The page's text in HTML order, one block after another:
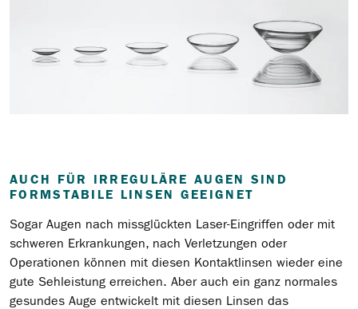
AUCH FÜR IRREGULÄRE AUGEN SIND
FORMSTABILE LINSEN GEEIGNET
Sogar Augen nach missglückten Laser-Eingriffen oder mit
schweren Erkrankungen, nach Verletzungen oder
Operationen können mit diesen Kontaktlinsen wieder eine
gute Sehleistung erreichen. Aber auch ein ganz normales
gesundes Auge entwickelt mit diesen Linsen das